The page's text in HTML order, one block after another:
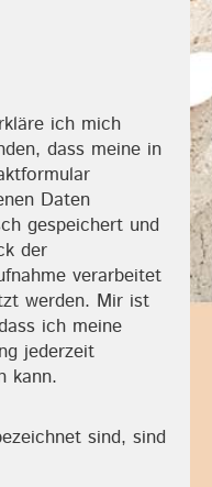
ich mich
dass meine in
Daten
gespeichert und
der
verarbeitet
werden. Mir ist
ich meine
jederzeit
kann.
sind, sind